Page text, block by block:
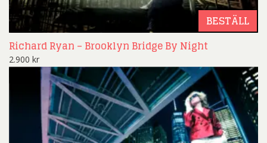
BESTÄLL
Richard Ryan – Brooklyn Bridge By Night
2.900 kr